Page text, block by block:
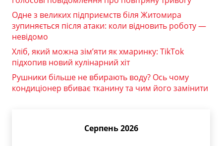
Одне з великих підприємств біля Житомира
зупиняється після атаки: коли відновить роботу —
невідомо
Хліб, який можна зім’яти як хмаринку: TikTok
підхопив новий кулінарний хіт
Рушники більше не вбирають воду? Ось чому
кондиціонер вбиває тканину та чим його замінити
Серпень 2026